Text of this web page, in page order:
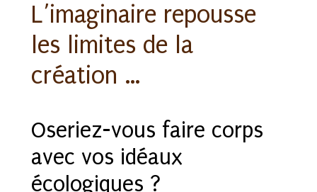
L’imaginaire repousse
les limites de la
création …
Oseriez-vous faire corps
avec vos idéaux
écologiques ?